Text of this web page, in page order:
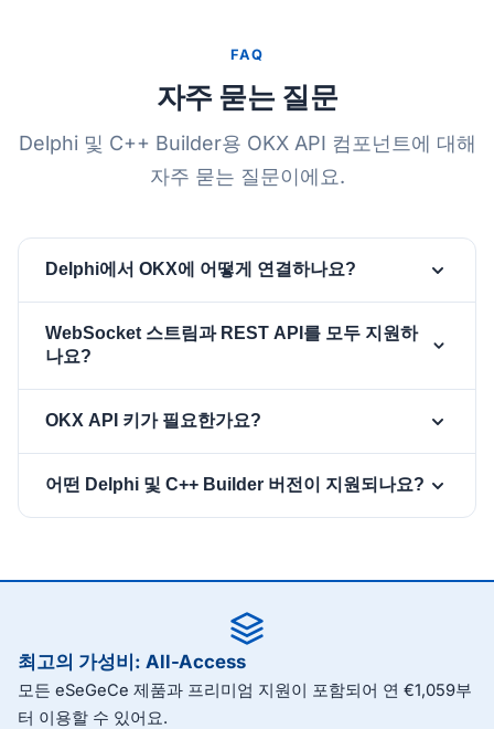
FAQ
자주 묻는 질문
Delphi 및 C++ Builder용 OKX API 컴포넌트에 대해
자주 묻는 질문이에요.
Delphi에서 OKX에 어떻게 연결하나요?
포넌트를 추가하고, API 컴포넌트의Client속성에 클
라이언트를 할당하고, 비공개 채널이 필요하면
설정한 다음WSClient.Active := True
로 설정하
고SubscribeTickers나SubscribeBooks같은 구
독 메서드를 호출하세요.
WebSocket 스트림과 REST API를 모두 지원하
나요?
API에 중점을 둬요. 공개 시장 채널, 서명된 비공개 채널
(계정, 포지션, 주문), 그리고 OKX가 동일한 인증된
WebSocket 연결을 통해 제공하는 트레이딩 동사
(place-order, cancel-order, amend-order, mass-
OKX API 키가 필요한가요?
이 작동해요. OKX 비공개 채널에는 API 키, 시크릿,
passphrase가 필요해요.OKX.ApiKey,
넌트가 연결별 HMAC 로그인을 수행하고 재연결 시 다
어떤 Delphi 및 C++ Builder 버전이 지원되나요?
지원해요. OKX 컴포넌트는 Windows, macOS, Linux,
iOS, Android에서 실행돼요.
최고의 가성비: All-Access
모든 eSeGeCe 제품과 프리미엄 지원이 포함되어 연 €1,059부
터 이용할 수 있어요.